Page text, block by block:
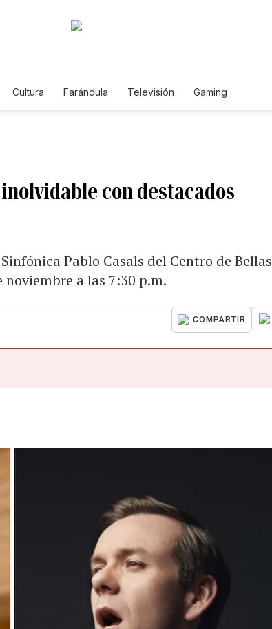
Cultura Farándula Televisión Gaming
con destacados
Pablo Casals del Centro de Bellas
a las 7:30 p.m.
COMPARTIR